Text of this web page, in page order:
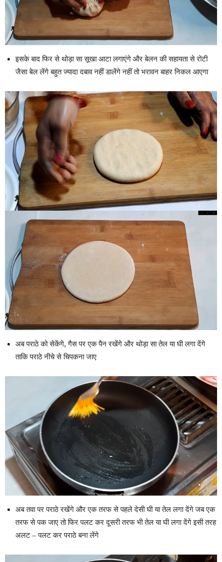
इसके बाद फिर से थोड़ा सा सूखा आटा लगाएंगे और बेलन की सहायता से रोटी
जैसा बेल लेंगे बहुत ज्यादा दबाव नहीं डालेंगे नहीं तो भरावन बाहर निकल आएगा
अब पराठे को सेकेंगे, गैस पर एक पैन रखेंगे और थोड़ा सा तेल या घी लगा देंगे
ताकि पराठे नीचे से चिपकना जाए
अब तवा पर पराठे रखेंगे और एक तरफ से पहले देसी घी या तेल लगा देंगे जब एक
तरफ से पक जाए तो फिर पलट कर दूसरी तरफ भी तेल या घी लगा देंगे इसी तरह
अलट – पलट कर पराठे बना लेंगे